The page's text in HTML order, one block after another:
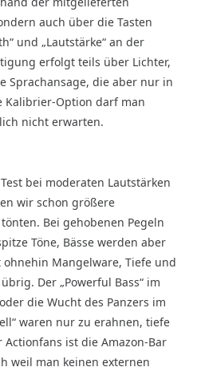
auch über die Tasten
und „Lautstärke“ an der
erfolgt teils über Lichter,
Sprachansage, die aber nur in
Kalibrier-Option darf man
nicht erwarten.
bei moderaten Lautstärken
wir schon größere
Bei gehobenen Pegeln
Töne, Bässe werden aber
Mangelware, Tiefe und
Der „Powerful Bass“ im
die Wucht des Panzers im
waren nur zu erahnen, tiefe
ist die Amazon-Bar
weil man keinen externen